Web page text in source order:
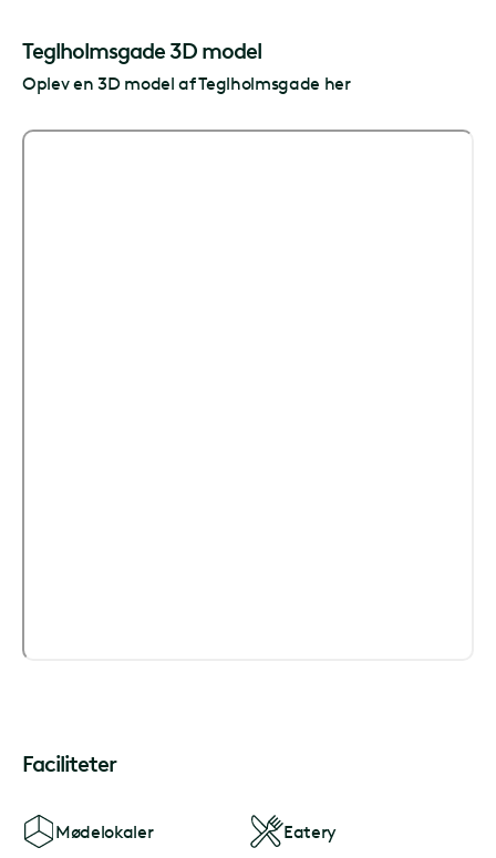
Teglholmsgade 3D model
Oplev en 3D model af Teglholmsgade her
Faciliteter
Mødelokaler Eatery